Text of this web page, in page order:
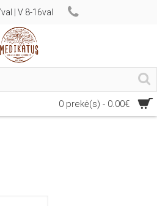
| V 8-16val
0 prekė(s) - 0.00€